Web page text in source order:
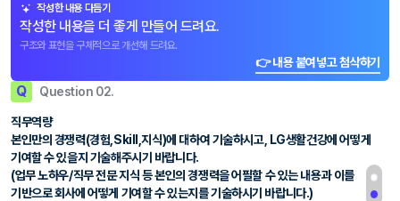
작성한 내용 다듬기
작성한 내용을 더 좋게 만들어 드려요.
구조와 표현을 구체적으로 개선해 드려요.
👉 내용 붙여넣고 첨삭하기
Q Question 02.
직무역량
본인만의 경쟁력(경험,Skill,지식)에 대하여 기술하시고, LG생활건강에 어떻게
기여할 수 있을지 기술해주시기 바랍니다.
(업무 노하우/직무 전문 지식 등 본인의 경쟁력을 어필할 수 있는 내용과 이를
기반으로 회사에 어떻게 기여할 수 있는지를 기술하시기 바랍니다.)